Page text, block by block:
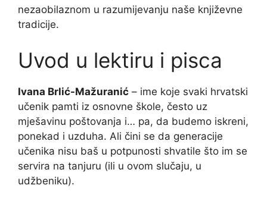
nezaobilaznom u razumijevanju naše književne
tradicije.
Uvod u lektiru i pisca
Ivana Brlić-Mažuranić – ime koje svaki hrvatski
učenik pamti iz osnovne škole, često uz
mješavinu poštovanja i… pa, da budemo iskreni,
ponekad i uzduha. Ali čini se da generacije
učenika nisu baš u potpunosti shvatile što im se
servira na tanjuru (ili u ovom slučaju, u
udžbeniku).